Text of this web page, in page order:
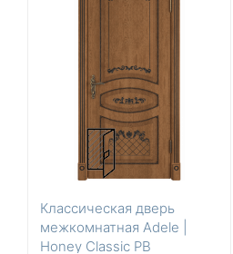
Классическая дверь
межкомнатная Adele |
Honey Classic PB